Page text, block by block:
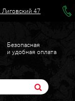
Лиговский 47
Безопасная
и удобная оплата